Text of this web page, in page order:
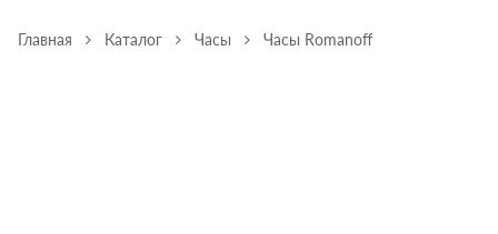
Главная Каталог Часы Часы Romanoff